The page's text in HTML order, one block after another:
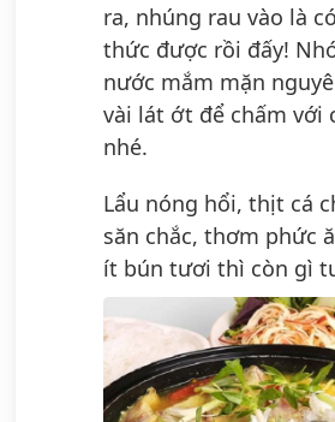
ra, nhúng rau vào là
thức được rồi đấy!
nước mắm mặn
vài lát ớt để chấm với
nhé.
Lẩu nóng hổi, thịt cá
săn chắc, thơm phức
ít bún tươi thì còn gì